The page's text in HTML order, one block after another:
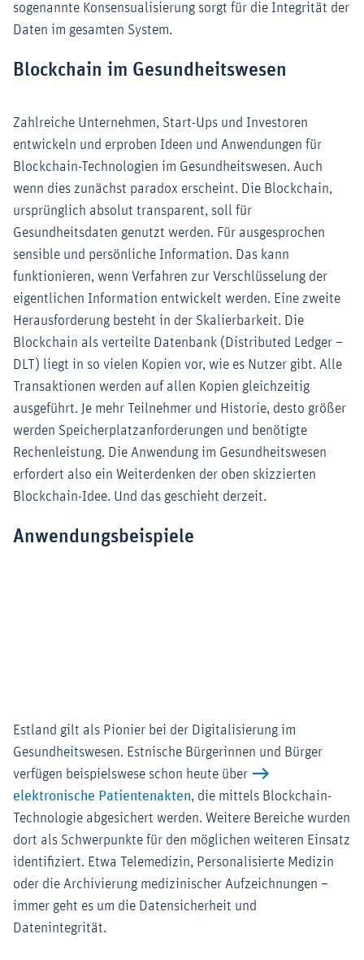
sogenannte Konsensualisierung sorgt für die Integrität der
Daten im gesamten System.
Blockchain im Gesundheitswesen
Zahlreiche Unternehmen, Start-Ups und Investoren
entwickeln und erproben Ideen und Anwendungen für
Blockchain-Technologien im Gesundheitswesen. Auch
wenn dies zunächst paradox erscheint. Die Blockchain,
ursprünglich absolut transparent, soll für
Gesundheitsdaten genutzt werden. Für ausgesprochen
sensible und persönliche Information. Das kann
funktionieren, wenn Verfahren zur Verschlüsselung der
eigentlichen Information entwickelt werden. Eine zweite
Herausforderung besteht in der Skalierbarkeit. Die
Blockchain als verteilte Datenbank (Distributed Ledger –
DLT) liegt in so vielen Kopien vor, wie es Nutzer gibt. Alle
Transaktionen werden auf allen Kopien gleichzeitig
ausgeführt. Je mehr Teilnehmer und Historie, desto größer
werden Speicherplatzanforderungen und benötigte
Rechenleistung. Die Anwendung im Gesundheitswesen
erfordert also ein Weiterdenken der oben skizzierten
Blockchain-Idee. Und das geschieht derzeit.
Anwendungsbeispiele
Estland gilt als Pionier bei der Digitalisierung im
Gesundheitswesen. Estnische Bürgerinnen und Bürger
verfügen beispielswese schon heute über
elektronische Patientenakten, die mittels Blockchain-
Technologie abgesichert werden. Weitere Bereiche wurden
dort als Schwerpunkte für den möglichen weiteren Einsatz
identifiziert. Etwa Telemedizin, Personalisierte Medizin
oder die Archivierung medizinischer Aufzeichnungen –
immer geht es um die Datensicherheit und
Datenintegrität.